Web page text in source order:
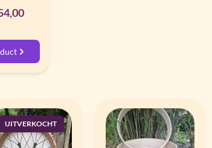
Rango
precios:
desde
€ 54,00
UITVERKOCHT